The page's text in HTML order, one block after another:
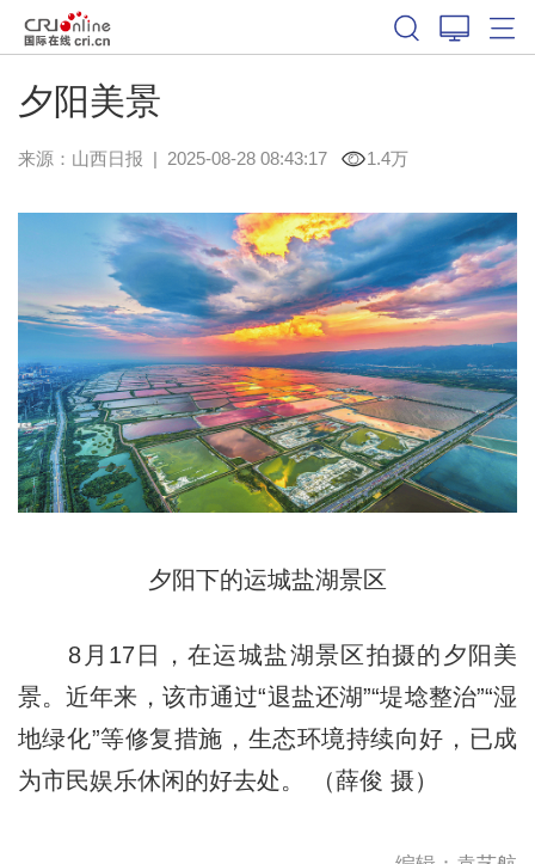
夕阳美景
来源： 山西日报 | 2025-08-28 08:43:17 1.4万
夕阳下的运城盐湖景区
8月17日，在运城盐湖景区拍摄的夕阳美
景。近年来，该市通过“退盐还湖”“堤埝整治”“湿
地绿化”等修复措施，生态环境持续向好，已成
为市民娱乐休闲的好去处。 （薛俊 摄）